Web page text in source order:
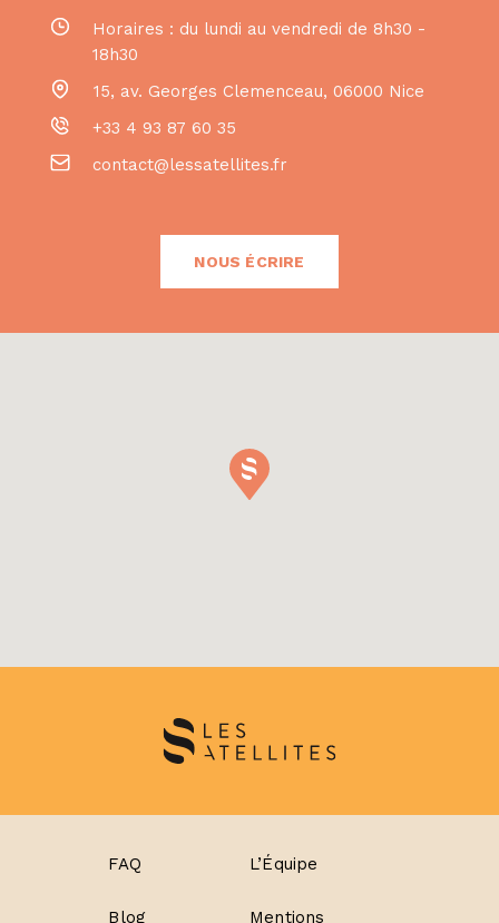
Horaires : du lundi au vendredi de 8h30 -
18h30
15, av. Georges Clemenceau, 06000 Nice
+33 4 93 87 60 35
contact@lessatellites.fr
NOUS ÉCRIRE
FAQ L’Équipe
Blog Mentions